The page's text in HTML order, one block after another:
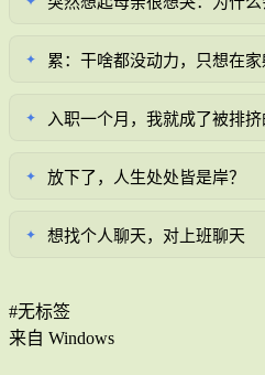
✦ 累：干啥都没动力，只想在
✦ 入职一个月，我就成了被排
✦ 放下了，人生处处皆是岸？
✦ 想找个人聊天，对上班聊天
#无标签
来自 Windows